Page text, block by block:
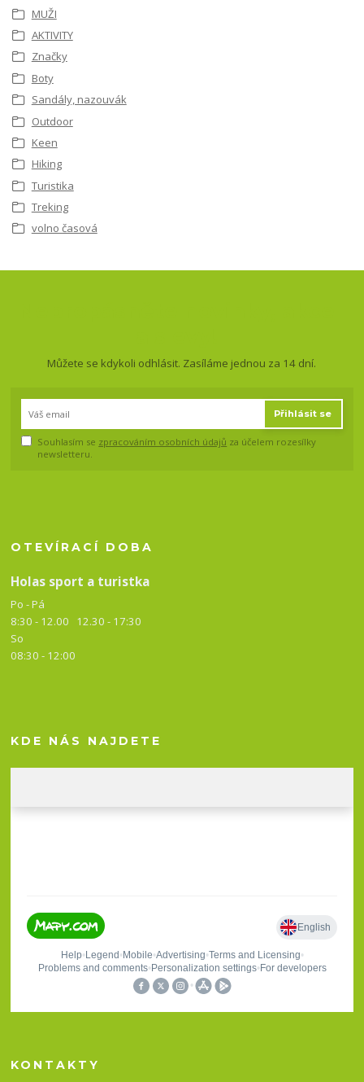
MUŽI
AKTIVITY
Značky
Boty
Sandály, nazouvák
Outdoor
Keen
Hiking
Turistika
Treking
volno časová
Můžete se kdykoli odhlásit. Zasíláme jednou za 14 dní.
Přihlásit se
Souhlasím se zpracováním osobních údajů za účelem rozesílky
newsletteru.
OTEVÍRACÍ DOBA
Holas sport a turistka
Po - Pá
8:30 - 12.00 12.30 - 17:30
So
08:30 - 12:00
KDE NÁS NAJDETE
KONTAKTY